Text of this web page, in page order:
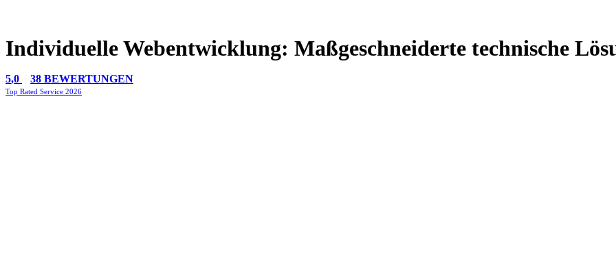
Individuelle Webentwicklung: Maßgeschneiderte technische
5,0 38 BEWERTUNGEN
Top Rated Service 2026